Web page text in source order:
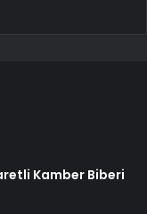
Kamber Biberi